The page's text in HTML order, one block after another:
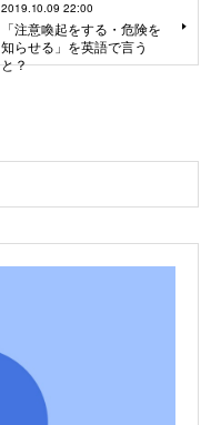
2019.10.09 22:00
「注意喚起をする・危険を
知らせる」を英語で言う
と？